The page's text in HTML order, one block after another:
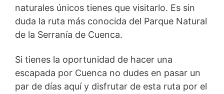
naturales únicos tienes que visitarlo. Es sin
duda la ruta más conocida del Parque Natural
de la Serranía de Cuenca.
Si tienes la oportunidad de hacer una
escapada por Cuenca no dudes en pasar un
par de días aquí y disfrutar de esta ruta por el